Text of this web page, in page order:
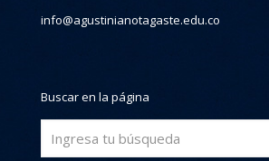
info@agustinianotagaste.edu.co
Buscar en la página